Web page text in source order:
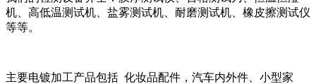
机、高低温测试机、盐雾测试机、耐磨测试机、橡皮擦测试仪
等等。
主要电镀加工产品包括 化妆品配件，汽车内外件、小型家